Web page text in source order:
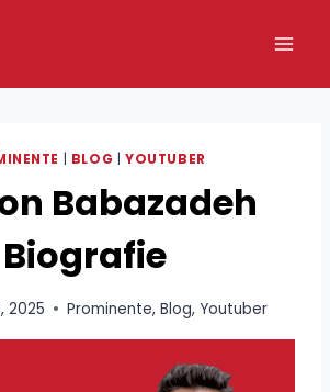
BLOG |YOUTUBER
Babazadeh
Biografie
2025 Prominente, Blog, Youtuber